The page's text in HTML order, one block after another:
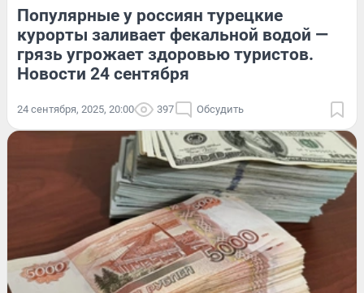
Популярные у россиян турецкие
курорты заливает фекальной водой —
грязь угрожает здоровью туристов.
Новости 24 сентября
24 сентября, 2025, 20:00 397 Обсудить